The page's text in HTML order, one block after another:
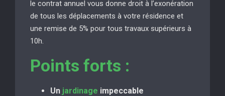
le contrat annuel vous donne droit à l’exonération
de tous les déplacements à votre résidence et
une remise de 5% pour tous travaux supérieurs à
10h.
Points forts :
Un jardinage impeccable